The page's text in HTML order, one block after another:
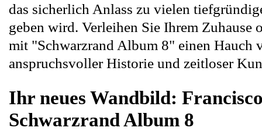
das sicherlich Anlass zu vielen
geben wird. Verleihen Sie Ihrem Zuhause
mit "Schwarzrand Album 8" einen Hauch
anspruchsvoller Historie und zeitloser
Ihr neues Wandbild:
Schwarzrand Album 8